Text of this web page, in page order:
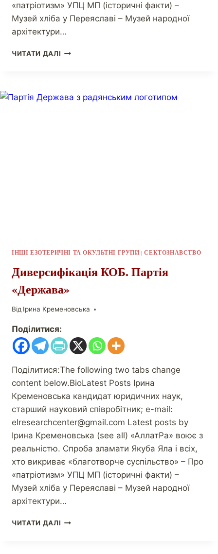
«патріотизм» УПЦ МП (історичні факти) –
Музей хліба у Переяславі – Музей народної
архітектури…
ЧИТАТИ ДАЛІ
ІНШІ ЕЗОТЕРИЧНІ ТА ОКУЛЬТНІ ГРУПИ |СЕКТОЗНАВСТВО
Диверсифікація КОБ. Партія
«Держава»
Від Ірина Кременовська
Поділитися:
Поділитися:The following two tabs change
content below.BioLatest Posts Ірина
Кременовська кандидат юридичних наук,
старший науковий співробітник; e-mail:
elresearchcenter@gmail.com Latest posts by
Ірина Кременовська (see all) «АллатРа» воює з
реальністю. Спроба зламати Якуба Яла і всіх,
хто викриває «благотворче суспільство» – Про
«патріотизм» УПЦ МП (історичні факти) –
Музей хліба у Переяславі – Музей народної
архітектури…
ЧИТАТИ ДАЛІ